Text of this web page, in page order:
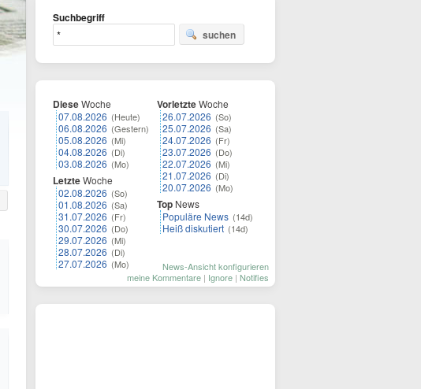
Suchbegriff
suchen
DieseWoche
07.08.2026 (Heute)
06.08.2026 (Gestern)
05.08.2026 (Mi)
04.08.2026 (Di)
03.08.2026 (Mo)
LetzteWoche
02.08.2026 (So)
01.08.2026 (Sa)
31.07.2026 (Fr)
30.07.2026 (Do)
29.07.2026 (Mi)
28.07.2026 (Di)
27.07.2026 (Mo)
VorletzteWoche
26.07.2026 (So)
25.07.2026 (Sa)
24.07.2026 (Fr)
23.07.2026 (Do)
22.07.2026 (Mi)
21.07.2026 (Di)
20.07.2026 (Mo)
Top News
Populäre News (14d)
Heiß diskutiert (14d)
News-Ansicht konfigurieren
meine Kommentare | Ignore | Notifies